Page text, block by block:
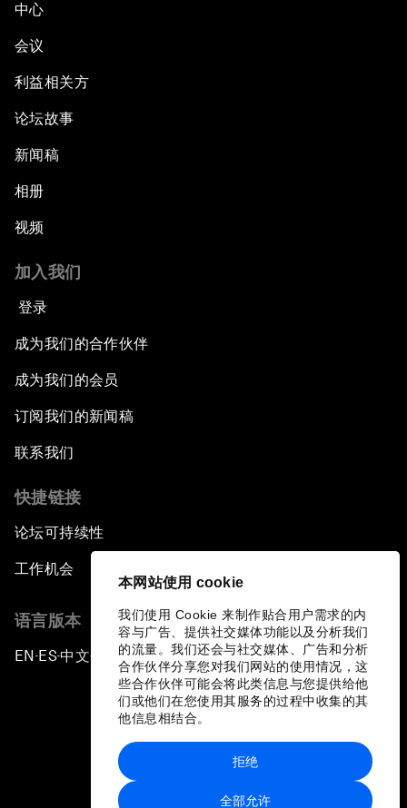
本网站使用 cookie
我们使用 Cookie 来制作贴合用户需求的内
容与广告、提供社交媒体功能以及分析我们
的流量。我们还会与社交媒体、广告和分析
合作伙伴分享您对我们网站的使用情况，这
些合作伙伴可能会将此类信息与您提供给他
们或他们在您使用其服务的过程中收集的其
他信息相结合。
全部允许
拒绝
中心
会议
利益相关方
论坛故事
新闻稿
相册
视频
加入我们
登录
成为我们的合作伙伴
成为我们的会员
订阅我们的新闻稿
联系我们
快捷链接
论坛可持续性
工作机会
语言版本
EN ▪ES▪中文▪ 日本語